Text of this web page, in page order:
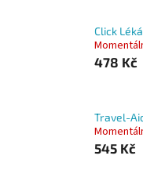
Click
478 Kč
Travel-
545 Kč